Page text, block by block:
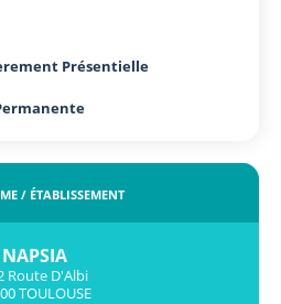
Présentielle
/ ÉTABLISSEMENT
NAPSIA
Route D'Albi
TOULOUSE